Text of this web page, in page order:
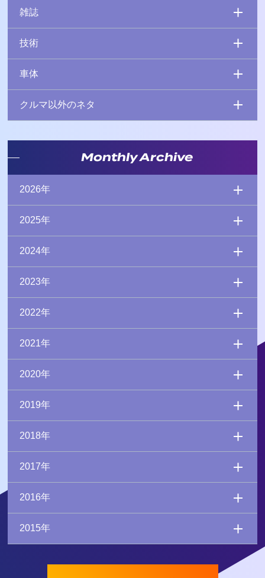
雑誌
技術
車体
クルマ以外のネタ
Monthly Archive
2026年
2025年
2024年
2023年
2022年
2021年
2020年
2019年
2018年
2017年
2016年
2015年